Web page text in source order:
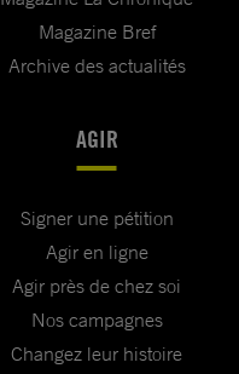
Magazine Bref
Archive des actualités
AGIR
Signer une pétition
Agir en ligne
Agir près de chez soi
Nos campagnes
Changez leur histoire